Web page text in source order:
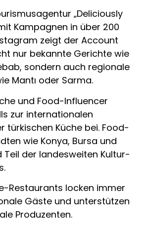
„Deliciously
Kampagnen in über 200
zeigt der Account
nur bekannte Gerichte wie
sondern auch regionale
Mantı oder Sarma.
und Food-Influencer
zur internationalen
türkischen Küche bei. Food-
wie Konya, Bursa und
Teil der landesweiten Kultur-
Restaurants locken immer
Gäste und unterstützen
Produzenten.